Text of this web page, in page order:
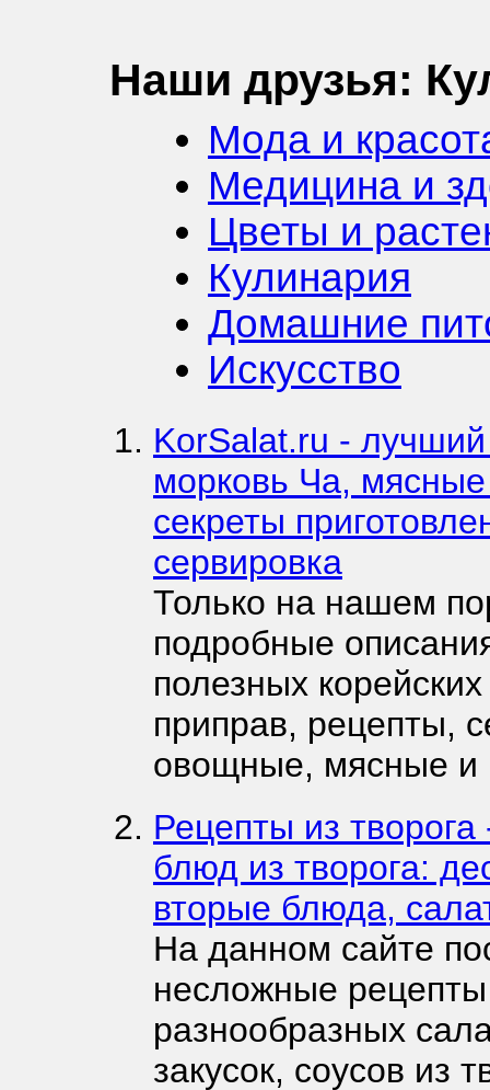
Наши друзья:
Мода и
Медицина и
Цветы и
Кулинария
Домашние
Искусство
KorSalat.ru - лучший
морковь Ча,
секреты
сервировка
Только на нашем
подробные
полезных
приправ, рецепты,
овощные, мясные и
Рецепты из
блюд из творога:
вторые блюда,
На данном сайте
несложные рецепты
разнообразных
закусок, соусов из